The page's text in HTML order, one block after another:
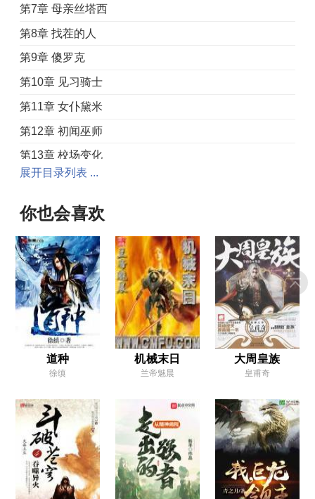
第7章 母亲丝塔西
第8章 找茬的人
第9章 傻罗克
第10章 见习骑士
第11章 女仆黛米
第12章 初闻巫师
第13章 校场变化
第14章 拉里的提醒
第15章 天才第二
第17章 远行的路
第18章 彩毒小镇
第19章 卡伦骑士
第20章 混蛋托德
第21章 倒霉蛋
第22章 新队友
第23章 彩毒秘地
第24章 窥伺者
第25章 飞虫突袭
第26章 紧迫的局势
展开目录列表 ...
你也会喜欢
道种
徐缜
机械末日
兰帝魅晨
大周皇族
皇甫奇